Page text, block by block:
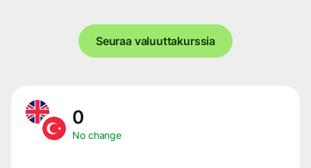
Seuraa valuuttakurssia
0
No change